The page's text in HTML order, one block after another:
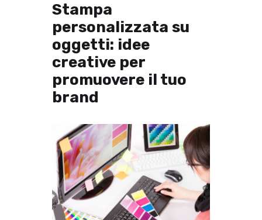
Stampa
personalizzata su
oggetti: idee
creative per
promuovere il tuo
brand